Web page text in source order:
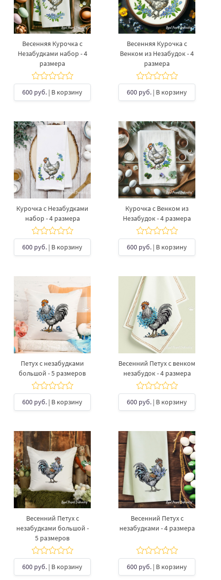
Весенняя Курочка с
Незабудками набор - 4
размера
600 руб. | В корзину
Весенняя Курочка с
Венком из Незабудок - 4
размера
600 руб. | В корзину
Курочка с Незабудками
набор - 4 размера
600 руб. | В корзину
Курочка с Венком из
Незабудок - 4 размера
600 руб. | В корзину
Петух с незабудками
большой - 5 размеров
600 руб. | В корзину
Весенний Петух с венком
незабудок - 4 размера
600 руб. | В корзину
Весенний Петух с
незабудками большой -
5 размеров
600 руб. | В корзину
Весенний Петух с
незабудками - 4 размера
600 руб. | В корзину